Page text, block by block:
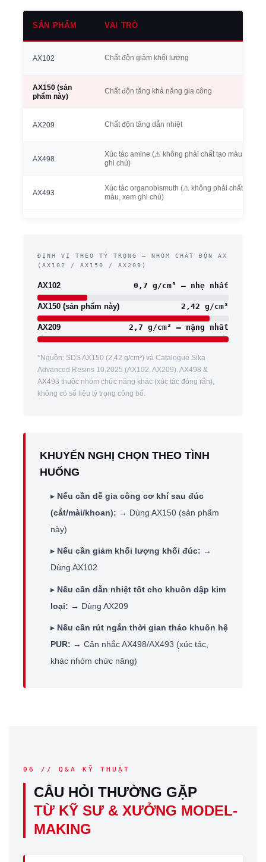
SẢN PHẨM VAI TRÒ
AX102 Chất độn giảm khối lượng
AX150 (sản
phẩm này)
Chất độn tăng khả năng gia công
AX209 Chất độn tăng dẫn nhiệt
AX498
Xúc tác amine (⚠ không phải chất tạo màu, xem
ghi chú)
AX493
Xúc tác organobismuth (⚠ không phải chất tạo
màu, xem ghi chú)
ĐỊNH VỊ THEO TỶ TRỌNG — NHÓM CHẤT ĐỘN AX
(AX102 / AX150 / AX209)
AX102 0,7 g/cm³ — nhẹ nhất
AX150 (sản phẩm này) 2,42 g/cm³
AX209 2,7 g/cm³ — nặng nhất
*Nguồn: SDS AX150 (2,42 g/cm³) và Catalogue Sika
Advanced Resins 10.2025 (AX102, AX209). AX498 &
AX493 thuộc nhóm chức năng khác (xúc tác đóng rắn),
không có số liệu tỷ trọng công bố.
KHUYẾN NGHỊ CHỌN THEO TÌNH
HUỐNG
▸ Nếu cần dễ gia công cơ khí sau đúc
(cắt/mài/khoan): → Dùng AX150 (sản phẩm
này)
▸ Nếu cần giảm khối lượng khối đúc: →
Dùng AX102
▸ Nếu cần dẫn nhiệt tốt cho khuôn dập kim
loại: → Dùng AX209
▸ Nếu cần rút ngắn thời gian tháo khuôn hệ
PUR: → Cân nhắc AX498/AX493 (xúc tác,
khác nhóm chức năng)
06 // Q&A KỸ THUẬT
CÂU HỎI THƯỜNG GẶP
TỪ KỸ SƯ & XƯỞNG MODEL-
MAKING